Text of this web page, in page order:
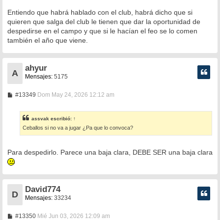
Entiendo que habrá hablado con el club, habrá dicho que si
quieren que salga del club le tienen que dar la oportunidad de
despedirse en el campo y que si le hacían el feo se lo comen
también el año que viene.
A
ahyur
Mensajes: 5175
#13349M
a
j
e
Dom May 24, 2026 12:12 am
assvak escribió: ↑
Ceballos si no va a jugar ¿Pa que lo convoca?
Para despedirlo. Parece una baja clara, DEBE SER una baja clara
D
David774
Mensajes: 33234
#13350MMié Jun 03, 2026 12:09 am